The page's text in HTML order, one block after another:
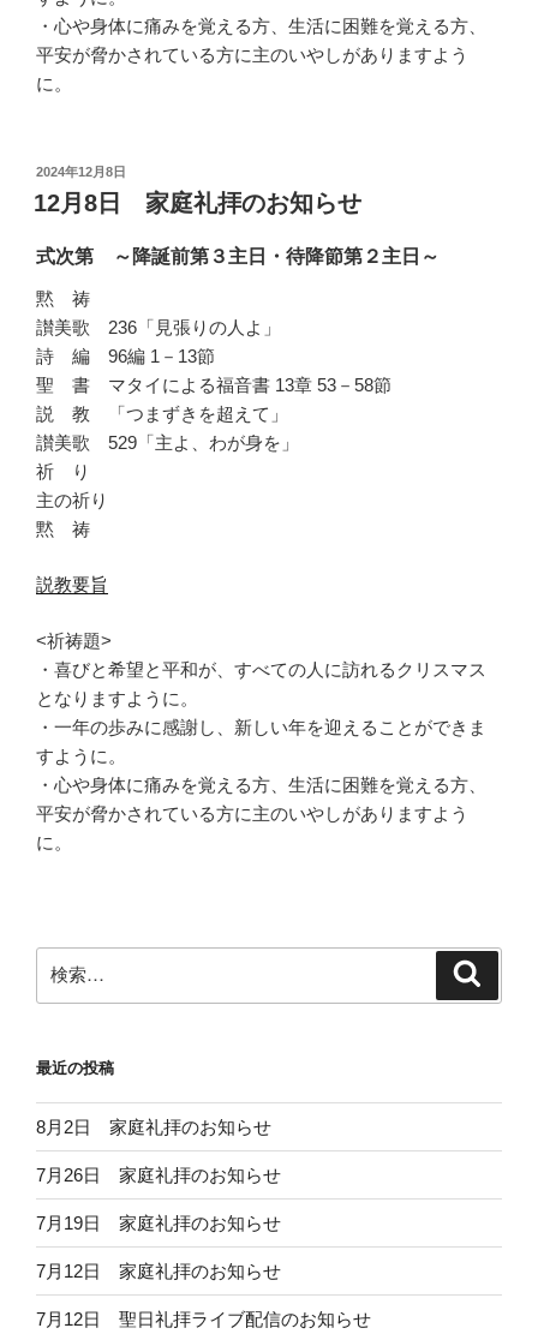
・心や身体に痛みを覚える方、生活に困難を覚える方、
平安が脅かされている方に主のいやしがありますよう
に。
投
稿
日:
2024年12月8日
12月8日 家庭礼拝のお知らせ
式次第 ～降誕前第３主日・待降節第２主日～
黙 祷
讃美歌 236「見張りの人よ」
詩 編 96編 1－13節
聖 書 マタイによる福音書 13章 53－58節
説 教 「つまずきを超えて」
讃美歌 529「主よ、わが身を」
祈 り
主の祈り
黙 祷
説教要旨
<祈祷題>
・喜びと希望と平和が、すべての人に訪れるクリスマス
となりますように。
・一年の歩みに感謝し、新しい年を迎えることができま
すように。
・心や身体に痛みを覚える方、生活に困難を覚える方、
平安が脅かされている方に主のいやしがありますよう
に。
索:
最近の投稿
8月2日 家庭礼拝のお知らせ
7月26日 家庭礼拝のお知らせ
7月19日 家庭礼拝のお知らせ
7月12日 家庭礼拝のお知らせ
7月12日 聖日礼拝ライブ配信のお知らせ